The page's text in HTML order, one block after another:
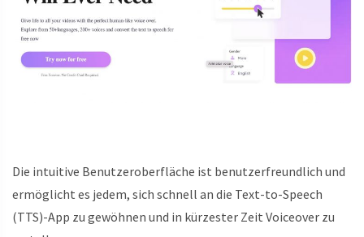
Die intuitive Benutzeroberfläche ist benutzerfreundlich und
ermöglicht es jedem, sich schnell an die Text-to-Speech
(TTS)-App zu gewöhnen und in kürzester Zeit Voiceover zu